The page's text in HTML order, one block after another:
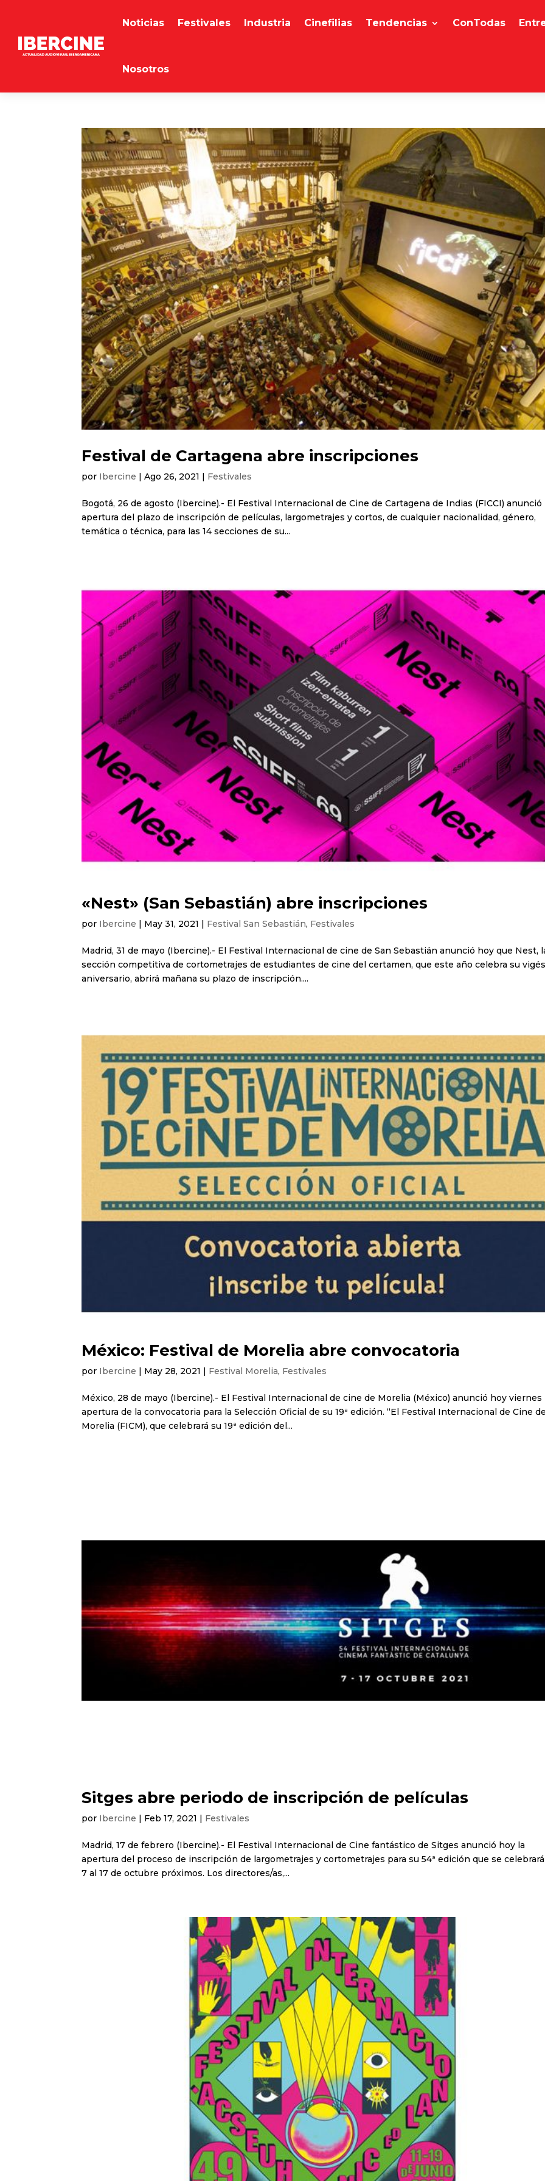
Noticias Festivales Industria Cinefilias Tendencias ConTodas
Nosotros
Festival de Cartagena abre inscripciones
por Ibercine |Ago 26, 2021 | Festivales
Bogotá, 26 de agosto (Ibercine).- El Festival Internacional de Cine de Cartagena de Indias (FICCI) anunció
apertura del plazo de inscripción de películas, largometrajes y cortos, de cualquier nacionalidad, género,
temática o técnica, para las 14 secciones de su...
«Nest» (San Sebastián) abre inscripciones
por Ibercine | May 31, 2021 | Festival San Sebastián, Festivales
Madrid, 31 de mayo (Ibercine).- El Festival Internacional de cine de San Sebastián anunció hoy que Nest,
sección competitiva de cortometrajes de estudiantes de cine del certamen, que este año celebra su
aniversario, abrirá mañana su plazo de inscripción....
México: Festival de Morelia abre convocatoria
por Ibercine | May 28, 2021 | Festival Morelia, Festivales
México, 28 de mayo (Ibercine).- El Festival Internacional de cine de Morelia (México) anunció hoy viernes
apertura de la convocatoria para la Selección Oficial de su 19ª edición. “El Festival Internacional de Cine
Morelia (FICM), que celebrará su 19ª edición del...
Sitges abre periodo de inscripción de películas
por Ibercine | Feb 17, 2021 | Festivales
Madrid, 17 de febrero (Ibercine).- El Festival Internacional de Cine fantástico de Sitges anunció hoy la
apertura del proceso de inscripción de largometrajes y cortometrajes para su 54ª edición que se
7 al 17 de octubre próximos. Los directores/as,...